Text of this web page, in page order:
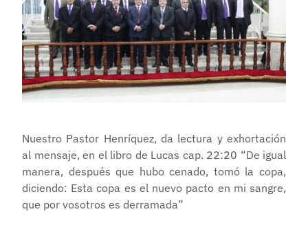
Nuestro Pastor Henríquez, da lectura y exhortación
al mensaje, en el libro de Lucas cap. 22:20 “De igual
manera, después que hubo cenado, tomó la copa,
diciendo: Esta copa es el nuevo pacto en mi sangre,
que por vosotros es derramada”